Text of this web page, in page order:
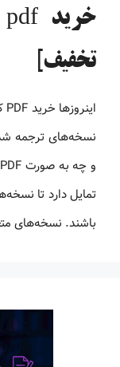
تخفیف]
نسخه‌های ترجمه
تمایل دارد تا
باشند. نسخه‌های